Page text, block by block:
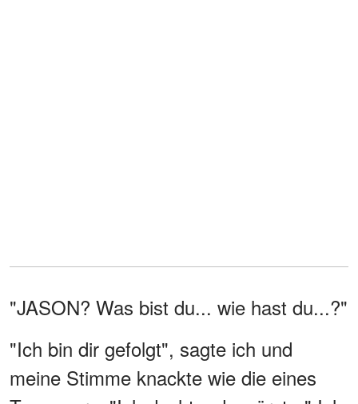
"JASON? Was bist du... wie hast du...?"
"Ich bin dir gefolgt", sagte ich und
meine Stimme knackte wie die eines